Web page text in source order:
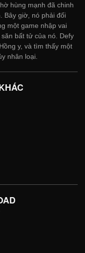
hùng mạnh đã chinh
Bây giờ, nó phải đối
một game nhập vai
bất tử của nó. Defy
y, và tìm thấy một
nhân loại.